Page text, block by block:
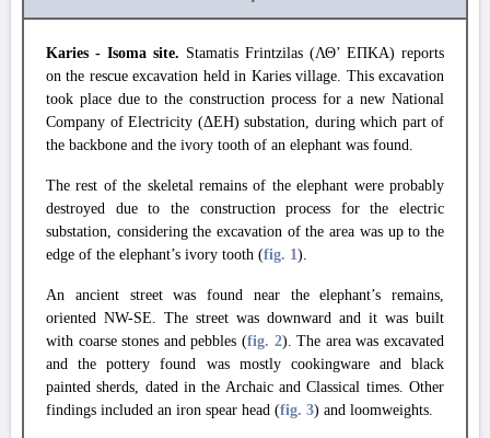
Karies - Isoma site. Stamatis Frintzilas (ΛΘ’ ΕΠΚΑ) reports
on the rescue excavation held in Karies village. This excavation
took place due to the construction process for a new National
Company of Electricity (ΔΕΗ) substation, during which part of
the backbone and the ivory tooth of an elephant was found.
The rest of the skeletal remains of the elephant were probably
destroyed due to the construction process for the electric
substation, considering the excavation of the area was up to the
edge of the elephant’s ivory tooth (fig. 1).
An ancient street was found near the elephant’s remains,
oriented NW-SE. The street was downward and it was built
with coarse stones and pebbles (fig. 2). The area was excavated
and the pottery found was mostly cookingware and black
painted sherds, dated in the Archaic and Classical times. Other
findings included an iron spear head (fig. 3) and loomweights.